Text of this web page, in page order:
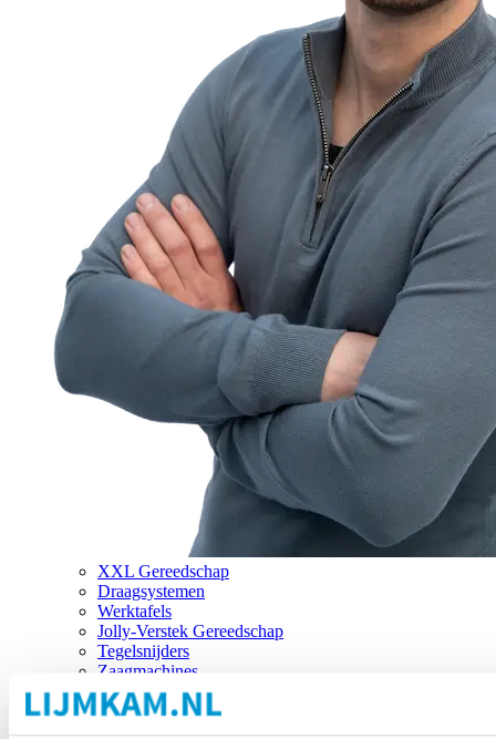
XXL Gereedschap
Draagsystemen
Werktafels
Jolly-Verstek Gereedschap
Tegelsnijders
Zaagmachines
Merken